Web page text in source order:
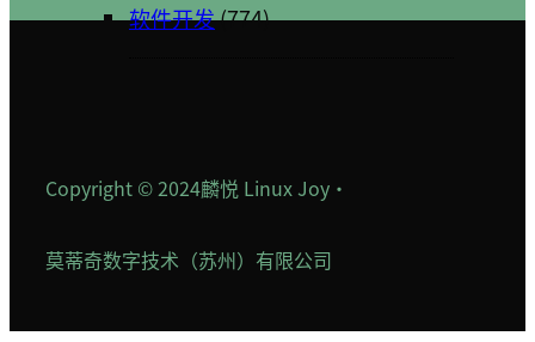
软件开发(774)
Copyright © 2024麟悦 Linux Joy ·
莫蒂奇数字技术（苏州）有限公司